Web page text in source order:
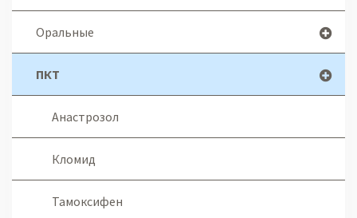
Оральные
ПКТ
Анастрозол
Кломид
Тамоксифен